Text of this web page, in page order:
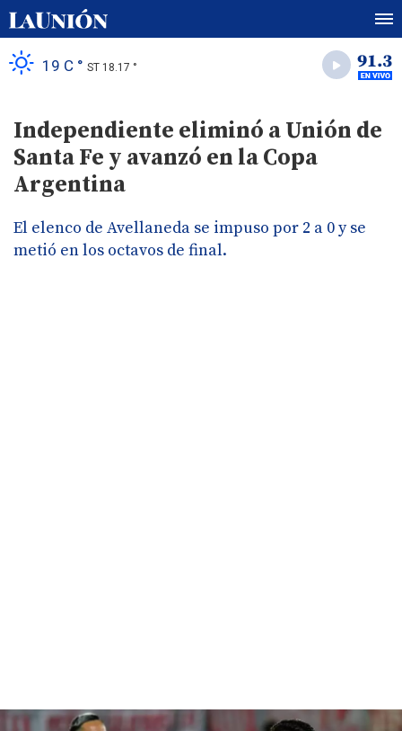
19 C ° ST 18.17 °
Independiente eliminó a Unión de
Santa Fe y avanzó en la Copa
Argentina
El elenco de Avellaneda se impuso por 2 a 0 y se
metió en los octavos de final.